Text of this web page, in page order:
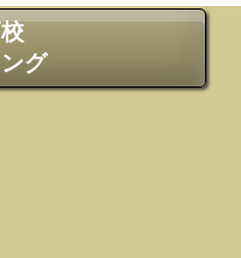
グ